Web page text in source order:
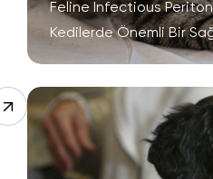
Feline Infectious
Kedilerde Önemli Bir